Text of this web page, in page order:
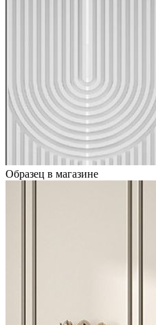
Образец в магазине